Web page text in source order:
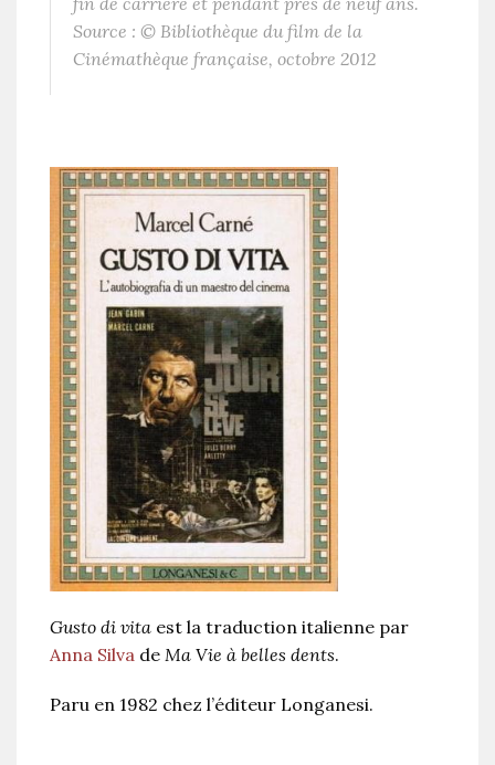
Source : © Bibliothèque du film de la
Cinémathèque française, octobre 2012
Gusto di vita est la traduction italienne par
Anna Silva de Ma Vie à belles dents.
Paru en 1982 chez l’éditeur Longanesi.